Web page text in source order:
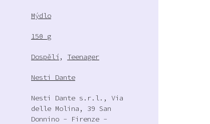
Mýdlo
150 g
Dospělí , Teenager
Nesti Dante
Nesti Dante s.r.l., Via
delle Molina, 39 San
Donnino - Firenze -